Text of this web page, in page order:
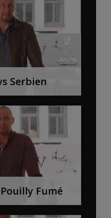
Serbien
Fumé